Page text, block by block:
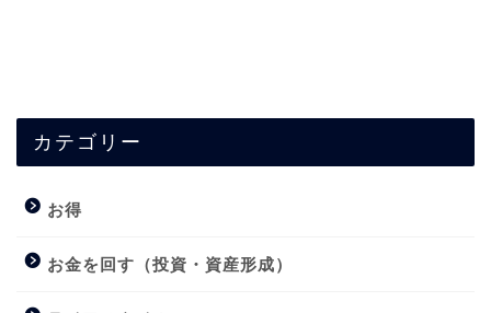
カテゴリー
お得
お金を回す（投資・資産形成）